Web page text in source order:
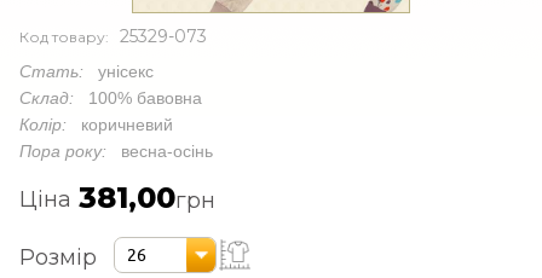
Код товару: 25329-073
Стать: унісекс
Склад: 100% бавовна
Колір: коричневий
Пора року: весна-осінь
Ціна 381,00грн
Розмір 26